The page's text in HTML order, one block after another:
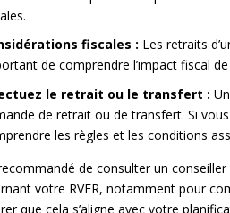
fiscales : Les retraits
de comprendre l’impact fiscal
le retrait ou le transfert :
de retrait ou de transfert. Si
les règles et les conditions
de consulter un
votre RVER, notamment pour
que cela s’aligne avec votre